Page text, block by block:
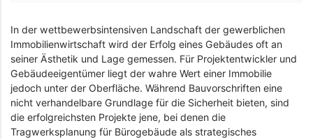
In der wettbewerbsintensiven Landschaft der gewerblichen
Immobilienwirtschaft wird der Erfolg eines Gebäudes oft an
seiner Ästhetik und Lage gemessen. Für Projektentwickler und
Gebäudeeigentümer liegt der wahre Wert einer Immobilie
jedoch unter der Oberfläche. Während Bauvorschriften eine
nicht verhandelbare Grundlage für die Sicherheit bieten, sind
die erfolgreichsten Projekte jene, bei denen die
Tragwerksplanung für Bürogebäude als strategisches